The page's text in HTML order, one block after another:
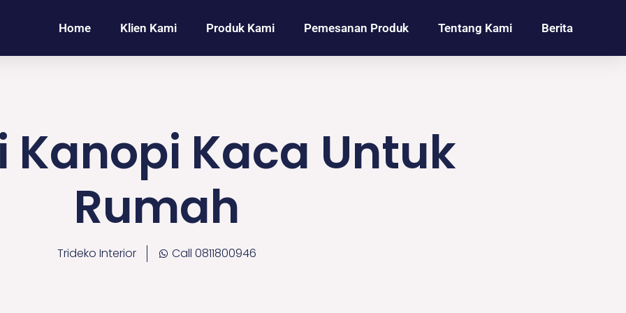
Home Klien Kami Produk Kami Pemesanan Produk Tentang Kami Berita
Kanopi Kaca Untuk
Rumah
Trideko Interior Call 0811800946